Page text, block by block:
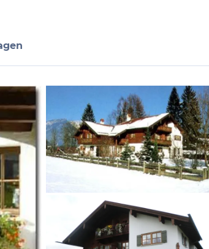
vom Hotelier, Juli 2012